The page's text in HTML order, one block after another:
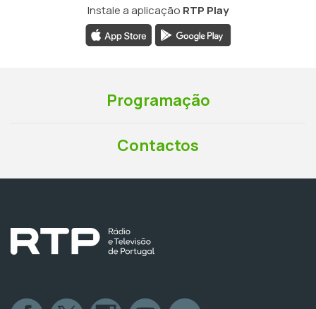
Instale a aplicação RTP Play
Programação
Contactos